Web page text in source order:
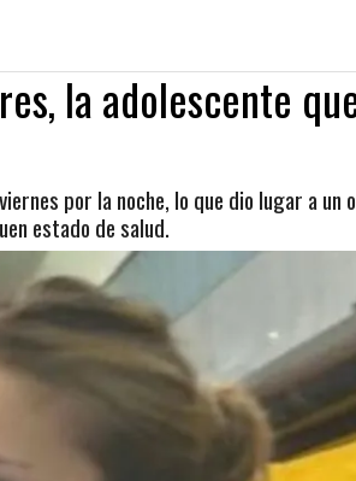
la adolescente
por la noche, lo que dio lugar a un
estado de salud.